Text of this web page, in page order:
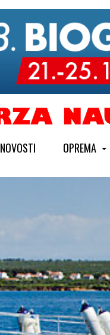
NOVOSTI OPREMA